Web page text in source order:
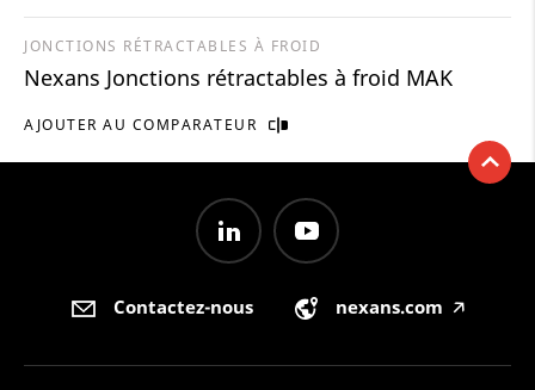
AJOUTER AU COMPARATEUR
JONCTIONS RÉTRACTABLES À FROID
Nexans Jonctions rétractables à froid MAK
Contactez-nous nexans.com 🡥